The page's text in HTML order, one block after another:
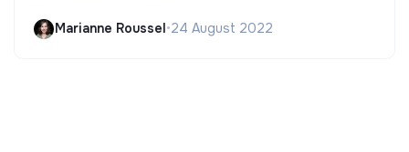
Marianne Roussel •24 August 2022